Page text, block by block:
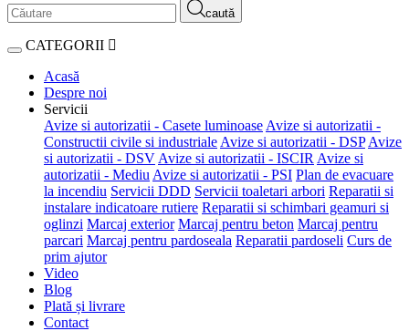
caută
CATEGORII
Acasă
Despre noi
Servicii
Avize si autorizatii - Casete luminoase Avize si autorizatii -
Constructii civile si industriale Avize si autorizatii - DSP Avize
si autorizatii - DSV Avize si autorizatii - ISCIR Avize si
autorizatii - Mediu Avize si autorizatii - PSI Plan de evacuare
la incendiu Servicii DDD Servicii toaletari arbori Reparatii si
instalare indicatoare rutiere Reparatii si schimbari geamuri si
oglinzi Marcaj exterior Marcaj pentru beton Marcaj pentru
parcari Marcaj pentru pardoseala Reparatii pardoseli Curs de
prim ajutor
Video
Blog
Plată și livrare
Contact